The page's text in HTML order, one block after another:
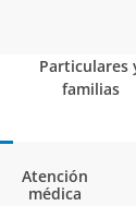
Particulares
familias
Atención
médica